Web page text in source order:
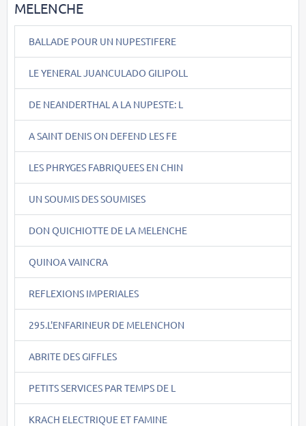
MELENCHE
BALLADE POUR UN NUPESTIFERE
LE YENERAL JUANCULADO GILIPOLL
DE NEANDERTHAL A LA NUPESTE: L
A SAINT DENIS ON DEFEND LES FE
LES PHRYGES FABRIQUEES EN CHIN
UN SOUMIS DES SOUMISES
DON QUICHIOTTE DE LA MELENCHE
QUINOA VAINCRA
REFLEXIONS IMPERIALES
295.L'ENFARINEUR DE MELENCHON
ABRITE DES GIFFLES
PETITS SERVICES PAR TEMPS DE L
KRACH ELECTRIQUE ET FAMINE